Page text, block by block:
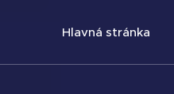
Hlavná stránka